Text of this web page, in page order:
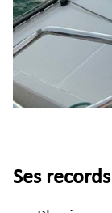
Ses records